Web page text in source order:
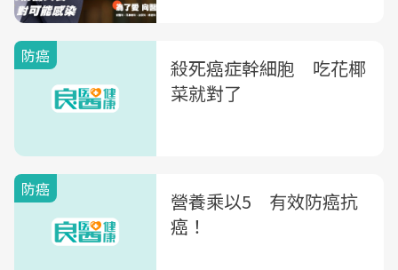
防癌
殺死癌症幹細胞 吃花椰
菜就對了
防癌
營養乘以5 有效防癌抗
癌！